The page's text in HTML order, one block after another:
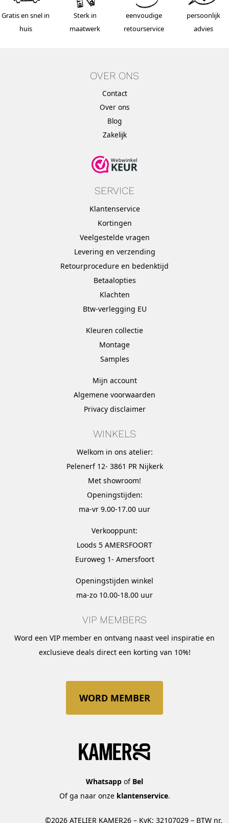
Gratis en snel in
huis
Sterk in
maatwerk
eenvoudige
retourservice
persoonlijk
advies
OVER ONS
Contact
Over ons
Blog
Zakelijk
SERVICE
Klantenservice
Kortingen
Veelgestelde vragen
Levering en verzending
Retourprocedure en bedenktijd
Betaalopties
Klachten
Btw-verlegging EU
Kleuren collectie
Montage
Samples
Mijn account
Algemene voorwaarden
Privacy disclaimer
WINKELS
Welkom in ons atelier:
Pelenerf 12- 3861 PR Nijkerk
Met showroom!
Openingstijden:
ma-vr 9.00-17.00 uur
Verkooppunt:
Loods 5 AMERSFOORT
Euroweg 1- Amersfoort
Openingstijden winkel
ma-zo 10.00-18.00 uur
VIP MEMBERS
Word een VIP member en ontvang naast veel inspiratie en
exclusieve deals direct een korting van 10%!
WORD MEMBER
Whatsapp of Bel
Of ga naar onze klantenservice.
©2026 ATELIER KAMER26 – KvK: 32107029 – BTW nr.